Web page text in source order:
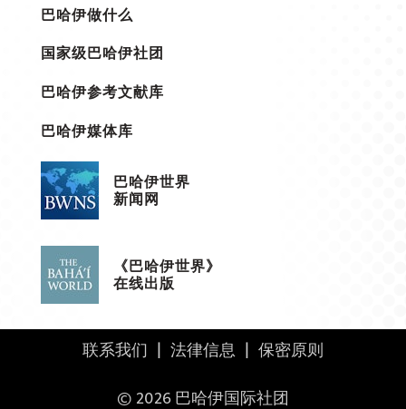
巴哈伊做什么
国家级巴哈伊社团
巴哈伊参考文献库
巴哈伊媒体库
巴哈伊世界
新闻网
《巴哈伊世界》
在线出版
联系我们 | 法律信息 | 保密原则
© 2026 巴哈伊国际社团